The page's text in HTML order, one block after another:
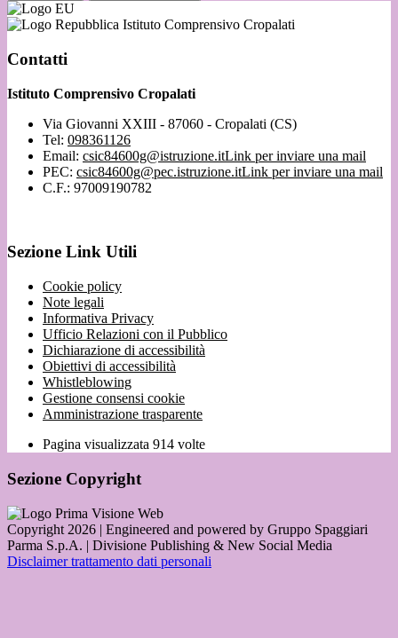
Istituto Comprensivo Cropalati
Contatti
Istituto Comprensivo Cropalati
Via Giovanni XXIII - 87060 - Cropalati (CS)
Tel: 098361126
Email: csic84600g@istruzione.itLink per inviare una mail
PEC: csic84600g@pec.istruzione.itLink per inviare una mail
C.F.: 97009190782
Sezione Link Utili
Cookie policy
Note legali
Informativa Privacy
Ufficio Relazioni con il Pubblico
Dichiarazione di accessibilità
Obiettivi di accessibilità
Whistleblowing
Gestione consensi cookie
Amministrazione trasparente
Pagina visualizzata 914 volte
Sezione Copyright
Copyright 2026 | Engineered and powered by Gruppo Spaggiari
Parma S.p.A. | Divisione Publishing & New Social Media
Disclaimer trattamento dati personali